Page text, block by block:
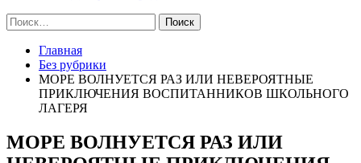
Найти:
Главная
Без рубрики
МОРЕ ВОЛНУЕТСЯ РАЗ ИЛИ НЕВЕРОЯТНЫЕ
ПРИКЛЮЧЕНИЯ ВОСПИТАННИКОВ ШКОЛЬНОГО
ЛАГЕРЯ
МОРЕ ВОЛНУЕТСЯ РАЗ ИЛИ